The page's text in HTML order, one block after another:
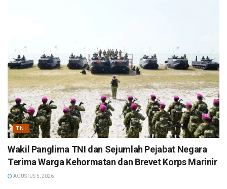
TNI
Wakil Panglima TNI dan Sejumlah Pejabat Negara
Terima Warga Kehormatan dan Brevet Korps Marinir
AGUSTUS 5, 2026